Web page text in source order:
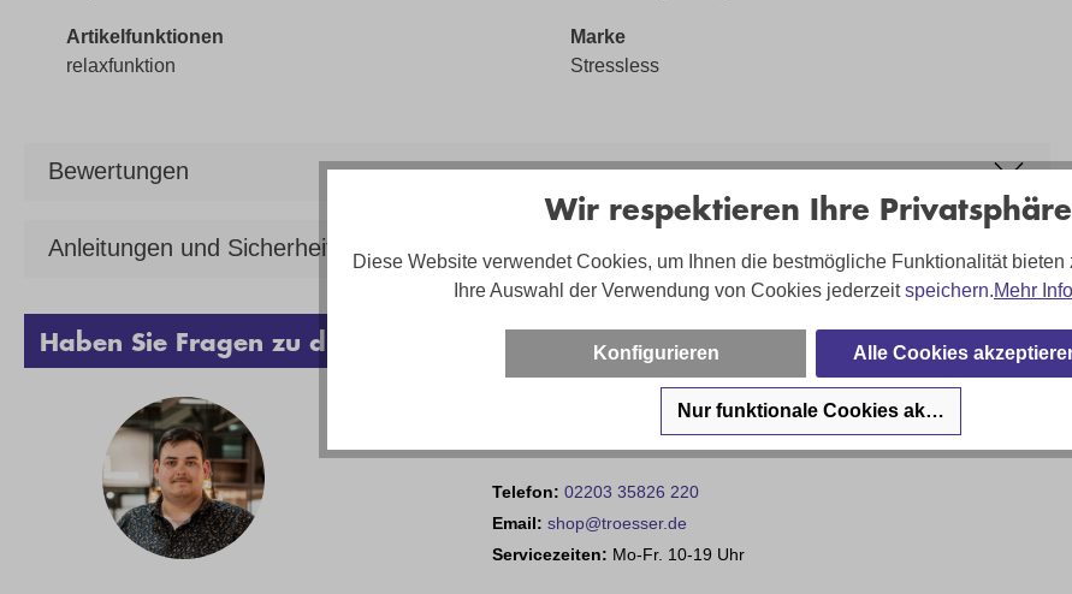
Artikelfunktionen
relaxfunktion
Marke
Stressless
Bewertungen
Anleitungen und Sicherheit
Haben Sie Fragen zu diesem Produkt?
Sebastian Embgen - und sein Team sind für Sie da!
Telefon: 02203 35826 220
Email:shop@troesser.de
Servicezeiten: Mo-Fr. 10-19 Uhr
Wir respektieren Ihre Privatsphäre
Diese Website verwendet Cookies, um Ihnen die bestmögliche Funktionalität bieten
Ihre Auswahl der Verwendung von Cookies jederzeitspeichern.Mehr
Konfigurieren Alle Cookies
Nur funktionale Cookies akzeptieren